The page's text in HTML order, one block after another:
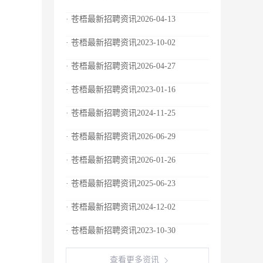
· 苍梧最新招聘资讯2026-04-13
· 苍梧最新招聘资讯2023-10-02
· 苍梧最新招聘资讯2026-04-27
· 苍梧最新招聘资讯2023-01-16
· 苍梧最新招聘资讯2024-11-25
· 苍梧最新招聘资讯2026-06-29
· 苍梧最新招聘资讯2026-01-26
· 苍梧最新招聘资讯2025-06-23
· 苍梧最新招聘资讯2024-12-02
· 苍梧最新招聘资讯2023-10-30
查看更多资讯